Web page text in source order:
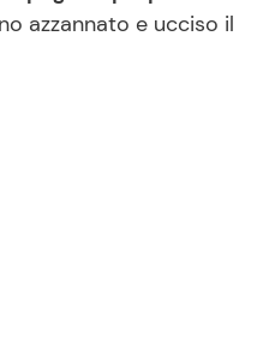
azzannato e ucciso il